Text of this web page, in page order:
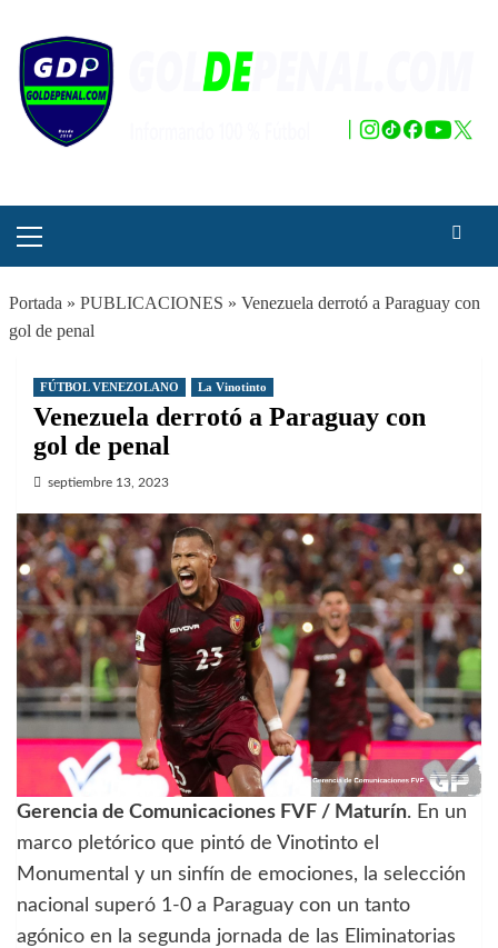
contenido
principal
Portada » PUBLICACIONES » Venezuela derrotó a Paraguay con
gol de penal
FÚTBOL VENEZOLANO La Vinotinto
Venezuela derrotó a Paraguay con
gol de penal
septiembre 13, 2023
Gerencia de Comunicaciones FVF / Maturín. En un
marco pletórico que pintó de Vinotinto el
Monumental y un sinfín de emociones, la selección
nacional superó 1-0 a Paraguay con un tanto
agónico en la segunda jornada de las Eliminatorias